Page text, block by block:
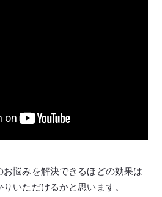
悩みを解決できるほどの効果は
いただけるかと思います。